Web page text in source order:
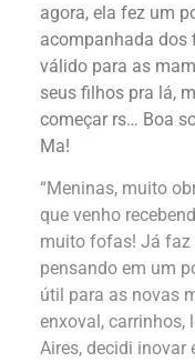
agora, ela fez um
acompanhada dos
válido para as
seus filhos pra lá,
começar rs… Boa
Ma!
“Meninas, muito
que venho
muito fofas! Já faz
pensando em um
útil para as novas
enxoval, carrinhos,
Aires, decidi